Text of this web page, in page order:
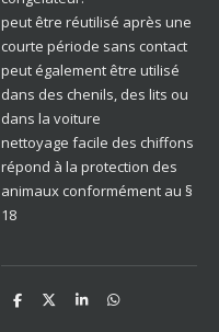
peut être réutilisé après une
courte période sans contact
peut également être utilisé
dans des chenils, des lits ou
dans la voiture
nettoyage facile des chiffons
répond à la protection des
animaux conformément au §
18
D
D
S
D